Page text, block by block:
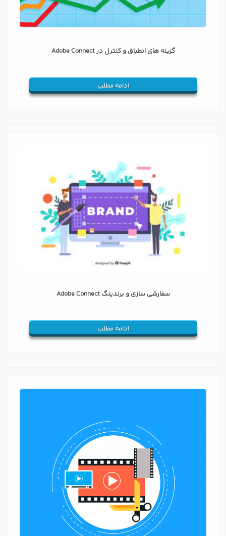
گزینه های انطباق و کنترل در Adobe Connect
ادامه مطلب
سفارشی سازی و برندینگ Adobe Connect
ادامه مطلب